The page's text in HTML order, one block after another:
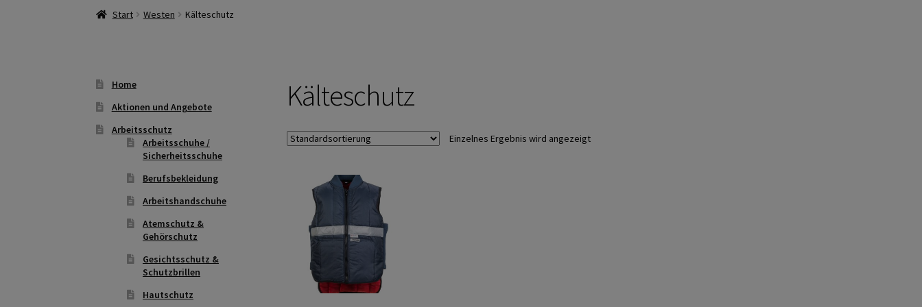
Start Westen Kälteschutz
Kälteschutz
Einzelnes Ergebnis wird angezeigt
Home
Aktionen und Angebote
Arbeitsschutz
Arbeitsschuhe /
Sicherheitsschuhe
Berufsbekleidung
Arbeitshandschuhe
Atemschutz &
Gehörschutz
Gesichtsschutz &
Schutzbrillen
Hautschutz